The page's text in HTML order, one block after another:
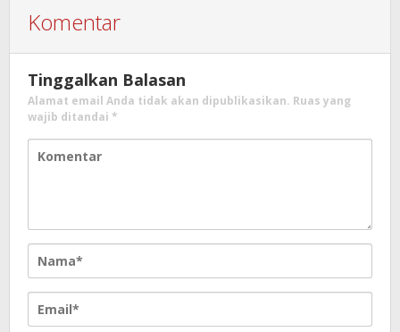
Komentar
Tinggalkan Balasan
Alamat email Anda tidak akan dipublikasikan. Ruas yang
wajib ditandai *